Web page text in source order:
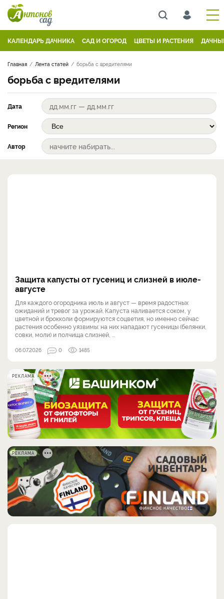
КАЛЕНДАРЬ ДАЧНИКА САД И ОГОРОД ЦВЕТЫ И РАСТЕНИЯ
Главная Лента статей борьба с вредителями
борьба с вредителями
Дата
Регион
Автор
Защита капусты от гусениц и слизней в июле-
августе
Для каждого огородника июль и август — время радостных
ожиданий и тревог за урожай. Капуста наливается соком, у
цветной и брокколи формируются соцветия, но именно сейчас
растения особенно уязвимы: на них нападают гусеницы (белянки,
совки, моли) и полчища слизней, ...
06.07.2026 0 1485
РЕКЛАМА
РЕКЛАМА